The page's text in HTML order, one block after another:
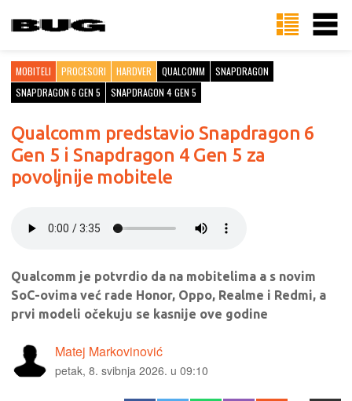
MOBITELI PROCESORI HARDVER QUALCOMM
SNAPDRAGON
SNAPDRAGON 6 GEN 5
SNAPDRAGON 4 GEN 5
Qualcomm predstavio Snapdragon 6
Gen 5 i Snapdragon 4 Gen 5 za
povoljnije mobitele
Qualcomm je potvrdio da na mobitelima a s novim
SoC-ovima već rade Honor, Oppo, Realme i Redmi, a
prvi modeli očekuju se kasnije ove godine
Matej Markovinović
petak, 8. svibnja 2026. u 09:10